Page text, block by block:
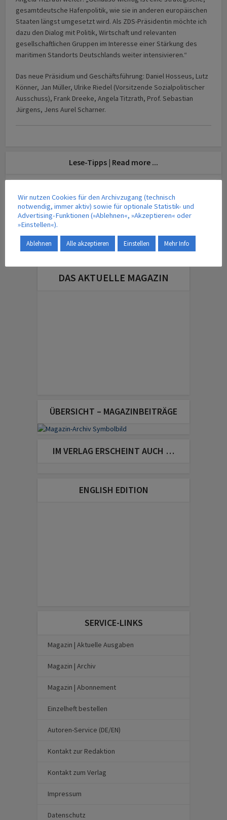
gesamtdeutsche Hafenpolitik, wie sie in anderen europäischen
Staaten längst umgesetzt wird. Als ZDS-Präsidentin möchte ich
dazu den Dialog mit Politik, Wirtschaft und relevanten
gesellschaftlichen Gruppen im Interesse einer Stärkung des
maritimen Standorts Deutschlands weiter intensivieren.“
Das neue Präsidium und Geschäftsführung: Daniel Hosseus, Lutz
Könner, Jan Müller, Ulrike Riedel (Vorsitzende Sozialpolitischer
Ausschuss), Frank Dreeke, Angela Titzrath, Prof. Sebastian
Jürgens, Jens Aurel Scharner.
Lese-Tipps | Read more ...
Einladung: 11. Jenaer Gespräche zum Recht des ÖPNV
12. August 2025
TERMINE | VERANSTALTUNGEN
DAS AKTUELLE MAGAZIN
ÜBERSICHT – MAGAZINBEITRÄGE
IM VERLAG ERSCHEINT AUCH …
ENGLISH EDITION
SERVICE-LINKS
Magazin | Aktuelle Ausgaben
Magazin | Archiv
Magazin | Abonnement
Einzelheft bestellen
Autoren-Service (DE/EN)
Kontakt zur Redaktion
Kontakt zum Verlag
Impressum
Datenschutz
Wir nutzen Cookies für den Archivzugang (technisch
notwendig, immer aktiv) sowie für optionale Statistik- und
Advertising-Funktionen (»Ablehnen«, »Akzeptieren« oder
»Einstellen«).
Ablehnen Alle akzeptieren Einstellen Mehr Info